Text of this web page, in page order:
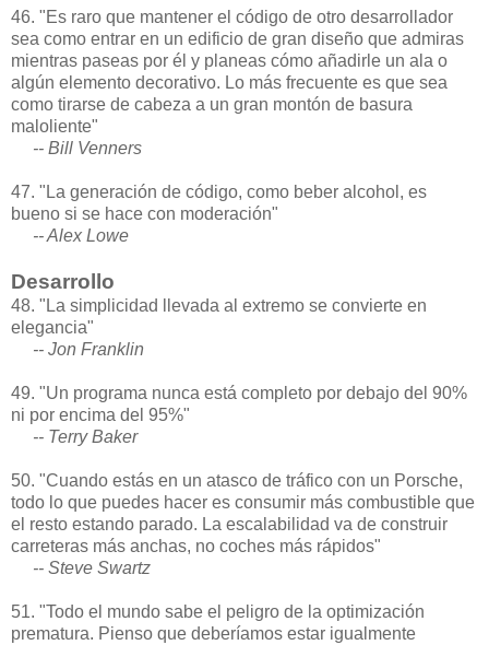
46. "Es raro que mantener el código de otro desarrollador
sea como entrar en un edificio de gran diseño que admiras
mientras paseas por él y planeas cómo añadirle un ala o
algún elemento decorativo. Lo más frecuente es que sea
como tirarse de cabeza a un gran montón de basura
maloliente"
-- Bill Venners
47. "La generación de código, como beber alcohol, es
bueno si se hace con moderación"
-- Alex Lowe
Desarrollo
48. "La simplicidad llevada al extremo se convierte en
elegancia"
-- Jon Franklin
49. "Un programa nunca está completo por debajo del 90%
ni por encima del 95%"
-- Terry Baker
50. "Cuando estás en un atasco de tráfico con un Porsche,
todo lo que puedes hacer es consumir más combustible que
el resto estando parado. La escalabilidad va de construir
carreteras más anchas, no coches más rápidos"
-- Steve Swartz
51. "Todo el mundo sabe el peligro de la optimización
prematura. Pienso que deberíamos estar igualmente